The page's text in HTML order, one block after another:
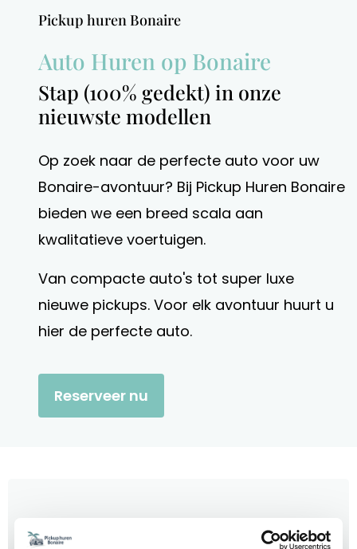
Pickup huren Bonaire
Auto Huren op Bonaire
Stap (100% gedekt) in onze
nieuwste modellen
Op zoek naar de perfecte auto voor uw
Bonaire-avontuur? Bij Pickup Huren Bonaire
bieden we een breed scala aan
kwalitatieve voertuigen.
Van compacte auto's tot super luxe
nieuwe pickups. Voor elk avontuur huurt u
hier de perfecte auto.
Reserveer nu